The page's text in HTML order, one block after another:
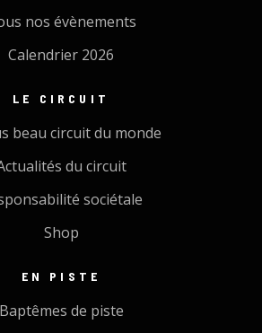
nos évènements
Calendrier 2026
LE CIRCUIT
beau circuit du monde
du circuit
sociétale
Shop
EN PISTE
Baptêmes de piste